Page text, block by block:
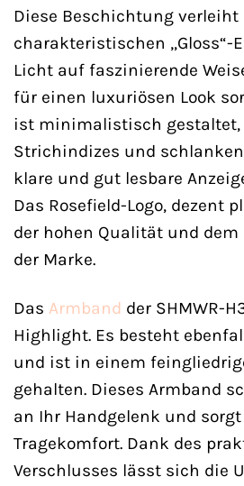
Diese Beschichtung verleiht
charakteristischen „Gloss“-
Licht auf faszinierende
für einen luxuriösen Look
ist minimalistisch
Strichindizes und
klare und gut lesbare
Das Rosefield-Logo, dezent
der hohen Qualität und
der Marke.
Das Armband der SHMWR-
Highlight. Es besteht
und ist in einem
gehalten. Dieses Armband
an Ihr Handgelenk und
Tragekomfort. Dank des
Verschlusses lässt sich die